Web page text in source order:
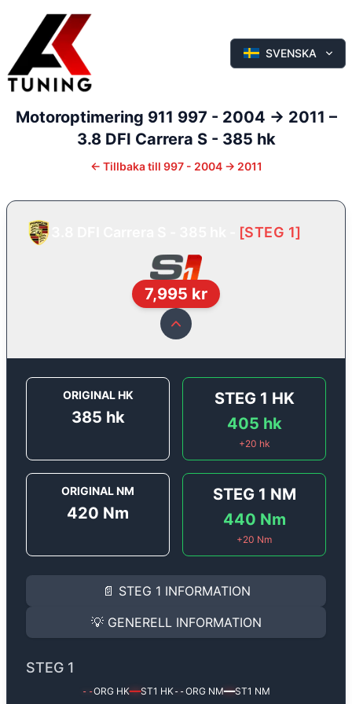
SVENSKA
Motoroptimering 911 997 - 2004 -> 2011 –
3.8 DFI Carrera S - 385 hk
← Tillbaka till 997 - 2004 -> 2011
[STEG 1]
7,995 kr
ORIGINAL HK
385 hk
STEG 1 HK
405 hk
+20 hk
ORIGINAL NM
420 Nm
STEG 1 NM
440 Nm
+20 Nm
📄 STEG 1 INFORMATION
INFORMATION
Steg 1
Porsche 911 3.8 DFI
Effekten ökar från385 hktill405 hkoch
(+20 hk & +20 Nm).
Ger mer effekt, högre vridmoment, lägre
Steg 1 mjukvara justerar vi ett antal
💡 GENERELL INFORMATION
✅ All mjukvara är skräddarsydd för din bil
✅ Felsökning inann samt efter optimering
STEG 1
--ORG HK━━ST1 HK--ORG NM━━ST1 NM